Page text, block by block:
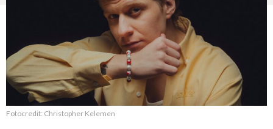
Fotocredit: Christopher Kelemen